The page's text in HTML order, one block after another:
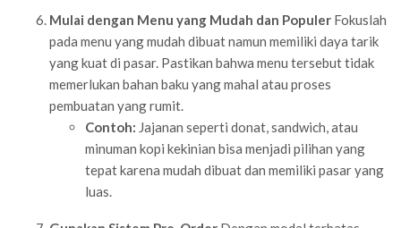
Mulai dengan Menu yang Mudah dan Populer Fokuslah
pada menu yang mudah dibuat namun memiliki daya tarik
yang kuat di pasar. Pastikan bahwa menu tersebut tidak
memerlukan bahan baku yang mahal atau proses
pembuatan yang rumit.
Contoh: Jajanan seperti donat, sandwich, atau
minuman kopi kekinian bisa menjadi pilihan yang
tepat karena mudah dibuat dan memiliki pasar yang
luas.